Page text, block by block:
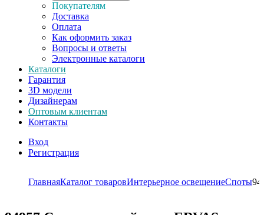
Покупателям
Доставка
Оплата
Как оформить заказ
Вопросы и ответы
Электронные каталоги
Каталоги
Гарантия
3D модели
Дизайнерам
Оптовым клиентам
Контакты
Вход
Регистрация
ГлавнаяКаталог товаровИнтерьерное освещениеСпоты